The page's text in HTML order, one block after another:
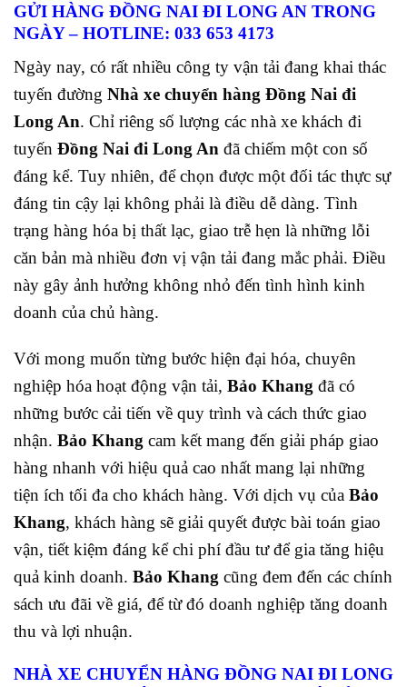
GỬI HÀNG ĐỒNG NAI ĐI LONG AN TRONG
NGÀY – HOTLINE: 033 653 4173
Ngày nay, có rất nhiều công ty vận tải đang khai thác
tuyến đường Nhà xe chuyển hàng Đồng Nai đi
Long An. Chỉ riêng số lượng các nhà xe khách đi
tuyến Đồng Nai đi Long An đã chiếm một con số
đáng kể. Tuy nhiên, để chọn được một đối tác thực sự
đáng tin cậy lại không phải là điều dễ dàng. Tình
trạng hàng hóa bị thất lạc, giao trễ hẹn là những lỗi
căn bản mà nhiều đơn vị vận tải đang mắc phải. Điều
này gây ảnh hưởng không nhỏ đến tình hình kinh
doanh của chủ hàng.
Với mong muốn từng bước hiện đại hóa, chuyên
nghiệp hóa hoạt động vận tải, Bảo Khang đã có
những bước cải tiến về quy trình và cách thức giao
nhận. Bảo Khang cam kết mang đến giải pháp giao
hàng nhanh với hiệu quả cao nhất mang lại những
tiện ích tối đa cho khách hàng. Với dịch vụ của Bảo
Khang, khách hàng sẽ giải quyết được bài toán giao
vận, tiết kiệm đáng kể chi phí đầu tư để gia tăng hiệu
quả kinh doanh. Bảo Khang cũng đem đến các chính
sách ưu đãi về giá, để từ đó doanh nghiệp tăng doanh
thu và lợi nhuận.
NHÀ XE CHUYỂN HÀNG ĐỒNG NAI ĐI LONG